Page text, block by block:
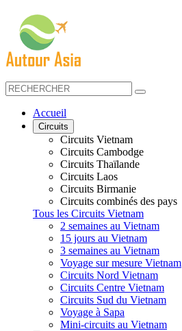
Accueil
Circuits
Circuits Vietnam
Circuits Cambodge
Circuits Thaïlande
Circuits Laos
Circuits Birmanie
Circuits combinés des pays
Tous les Circuits Vietnam
2 semaines au Vietnam
15 jours au Vietnam
3 semaines au Vietnam
Voyage sur mesure Vietnam
Circuits Nord Vietnam
Circuits Centre Vietnam
Circuits Sud du Vietnam
Voyage à Sapa
Mini-circuits au Vietnam